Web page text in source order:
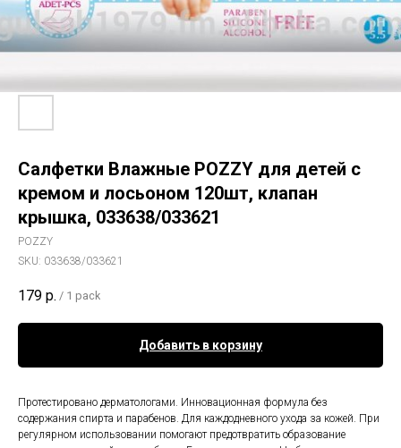
Салфетки Влажные POZZY для детей с
кремом и лосьоном 120шт, клапан
крышка, 033638/033621
POZZY
SKU: 033638/033621
179 р. / 1 pack
Добавить в корзину
Протестировано дерматологами. Инновационная формула без
содержания спирта и парабенов. Для каждодневного ухода за кожей. При
регулярном использовании помогают предотвратить образование